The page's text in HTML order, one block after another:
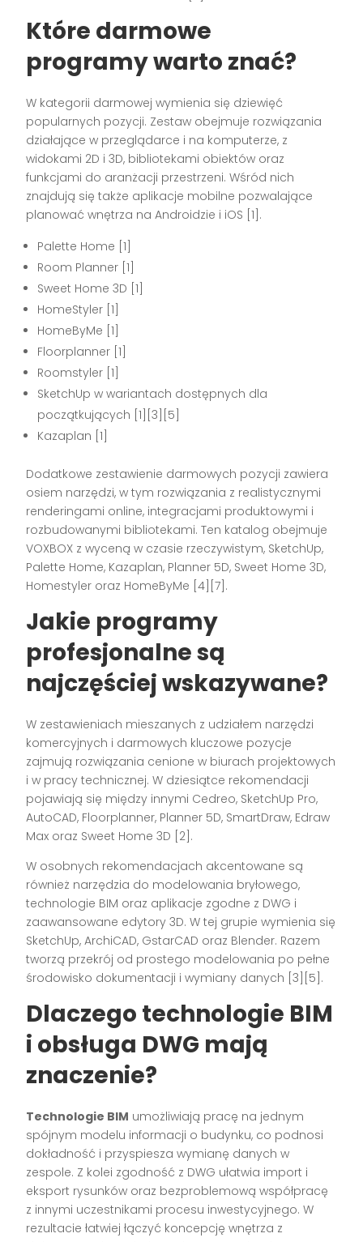
Które darmowe
programy warto znać?
W kategorii darmowej wymienia się dziewięć
popularnych pozycji. Zestaw obejmuje rozwiązania
działające w przeglądarce i na komputerze, z
widokami 2D i 3D, bibliotekami obiektów oraz
funkcjami do aranżacji przestrzeni. Wśród nich
znajdują się także aplikacje mobilne pozwalające
planować wnętrza na Androidzie i iOS [1].
Palette Home [1]
Room Planner [1]
Sweet Home 3D [1]
HomeStyler [1]
HomeByMe [1]
Floorplanner [1]
Roomstyler [1]
SketchUp w wariantach dostępnych dla
początkujących [1][3][5]
Kazaplan [1]
Dodatkowe zestawienie darmowych pozycji zawiera
osiem narzędzi, w tym rozwiązania z realistycznymi
renderingami online, integracjami produktowymi i
rozbudowanymi bibliotekami. Ten katalog obejmuje
VOXBOX z wyceną w czasie rzeczywistym, SketchUp,
Palette Home, Kazaplan, Planner 5D, Sweet Home 3D,
Homestyler oraz HomeByMe [4][7].
Jakie programy
profesjonalne są
najczęściej wskazywane?
W zestawieniach mieszanych z udziałem narzędzi
komercyjnych i darmowych kluczowe pozycje
zajmują rozwiązania cenione w biurach projektowych
i w pracy technicznej. W dziesiątce rekomendacji
pojawiają się między innymi Cedreo, SketchUp Pro,
AutoCAD, Floorplanner, Planner 5D, SmartDraw, Edraw
Max oraz Sweet Home 3D [2].
W osobnych rekomendacjach akcentowane są
również narzędzia do modelowania bryłowego,
technologie BIM oraz aplikacje zgodne z DWG i
zaawansowane edytory 3D. W tej grupie wymienia się
SketchUp, ArchiCAD, GstarCAD oraz Blender. Razem
tworzą przekrój od prostego modelowania po pełne
środowisko dokumentacji i wymiany danych [3][5].
Dlaczego technologie BIM
i obsługa DWG mają
znaczenie?
Technologie BIM umożliwiają pracę na jednym
spójnym modelu informacji o budynku, co podnosi
dokładność i przyspiesza wymianę danych w
zespole. Z kolei zgodność z DWG ułatwia import i
eksport rysunków oraz bezproblemową współpracę
z innymi uczestnikami procesu inwestycyjnego. W
rezultacie łatwiej łączyć koncepcję wnętrza z